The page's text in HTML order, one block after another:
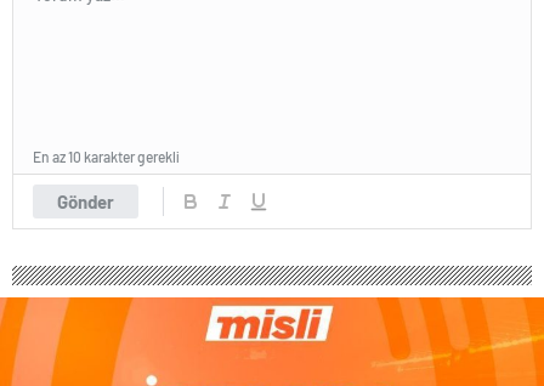
Gönder
En az 10 karakter gerekli